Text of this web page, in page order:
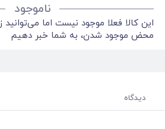
ناموجود
این کالا فعلا موجود نیست اما می‌توانید
محض موجود شدن، به شما خبر دهیم
دیدگاه